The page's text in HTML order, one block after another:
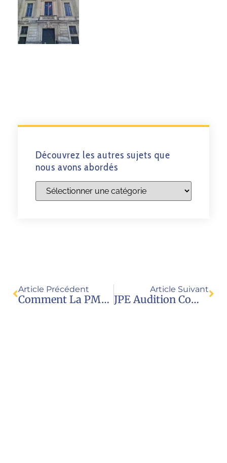
Découvrez les autres sujets que
nous avons abordés
Article Précédent
Comment La PMA Pour Toutes Peut Faire Exploser Le Droit De La Filiation
Article Suivant
JPE Audition Commission Nationale Consultative Des Droits De L’homme